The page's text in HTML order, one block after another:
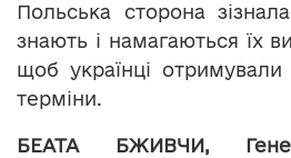
Польська сторона
знають і намагаються їх
щоб українці отримували
терміни.
БЕАТА БЖИВЧИ,